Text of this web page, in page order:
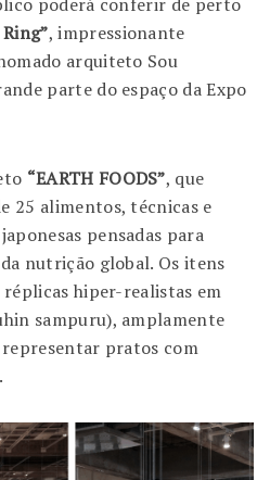
, impressionante
arquiteto Sou
parte do espaço da Expo
“EARTH FOODS”, que
25 alimentos, técnicas e
pensadas para
nutrição global. Os itens
réplicas hiper-realistas em
sampuru), amplamente
pratos com